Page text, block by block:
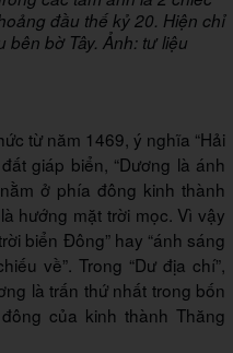
đầu thế kỷ 20. Hiện chỉ
bên bờ Tây. Ảnh: tư liệu
từ năm 1469, ý nghĩa “Hải
giáp biển, “Dương là ánh
ở phía đông kinh thành
hướng mặt trời mọc. Vì vậy
biển Đông” hay “ánh sáng
về”. Trong “Dư địa chí”,
là trấn thứ nhất trong bốn
của kinh thành Thăng